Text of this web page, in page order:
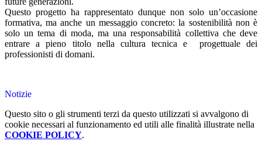
Questo progetto ha rappresentato dunque non solo un’occasione
formativa, ma anche un messaggio concreto: la sostenibilità non è
solo un tema di moda, ma una responsabilità collettiva che deve
entrare a pieno titolo nella cultura tecnica e progettuale dei
professionisti di domani.
Notizie
Questo sito o gli strumenti terzi da questo utilizzati si avvalgono di
cookie necessari al funzionamento ed utili alle finalità illustrate nella
COOKIE POLICY.